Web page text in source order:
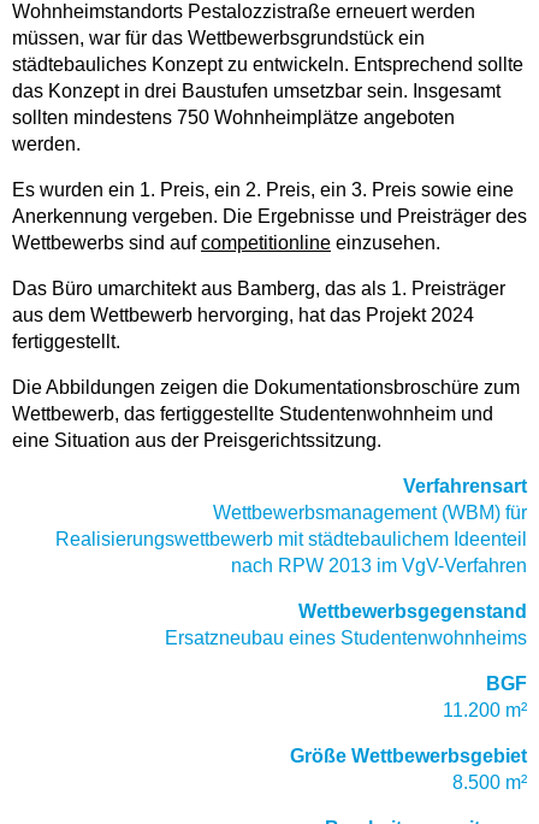
Wohnheimstandorts Pestalozzistraße erneuert werden
müssen, war für das Wettbewerbsgrundstück ein
städtebauliches Konzept zu entwickeln. Entsprechend sollte
das Konzept in drei Baustufen umsetzbar sein. Insgesamt
sollten mindestens 750 Wohnheimplätze angeboten
werden.
Es wurden ein 1. Preis, ein 2. Preis, ein 3. Preis sowie eine
Anerkennung vergeben. Die Ergebnisse und Preisträger des
Wettbewerbs sind aufcompetitionline einzusehen.
Das Büro umarchitekt aus Bamberg, das als 1. Preisträger
aus dem Wettbewerb hervorging, hat das Projekt 2024
fertiggestellt.
Die Abbildungen zeigen die Dokumentationsbroschüre zum
Wettbewerb, das fertiggestellte Studentenwohnheim und
eine Situation aus der Preisgerichtssitzung.
Verfahrensart
Wettbewerbsmanagement (WBM) für
Realisierungswettbewerb mit städtebaulichem Ideenteil
nach RPW 2013 im VgV-Verfahren
Wettbewerbsgegenstand
Ersatzneubau eines Studentenwohnheims
BGF
11.200 m²
Größe Wettbewerbsgebiet
8.500 m²